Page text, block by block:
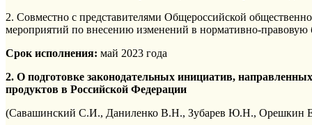
2. Совместно с представителями Общероссийской
мероприятий по внесению изменений в нормативно-правовую
Срок исполнения: май 2023 года
2. О подготовке законодательных инициатив,
продуктов в Российской Федерации
(Савашинский С.И., Даниленко В.Н., Зубарев Ю.Н., Орешкин